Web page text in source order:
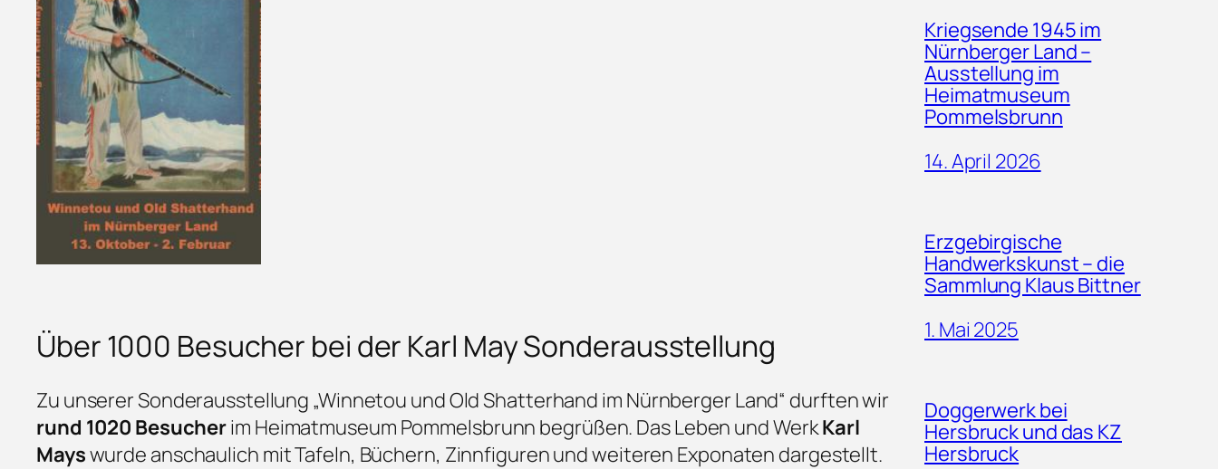
Über 1000 Besucher bei der Karl May Sonderausstellung
Zu unserer Sonderausstellung „Winnetou und Old Shatterhand im Nürnberger Land“ durften wir
rund 1020 Besucherim Heimatmuseum Pommelsbrunn begrüßen. Das Leben und WerkKarl
Mayswurde anschaulich mit Tafeln, Büchern, Zinnfiguren und weiteren Exponaten dargestellt.
Kriegsende 1945 im
Nürnberger Land –
Ausstellung im
Heimatmuseum
Pommelsbrunn
14. April 2026
Erzgebirgische
Handwerkskunst – die
Sammlung Klaus Bittner
1. Mai 2025
Doggerwerk bei
Hersbruck und das KZ
Hersbruck